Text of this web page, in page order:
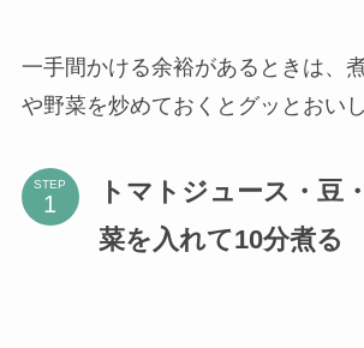
一手間かける余裕があるときは、
や野菜を炒めておくとグッとおい
STEP
トマトジュース・豆
菜を入れて10分煮る